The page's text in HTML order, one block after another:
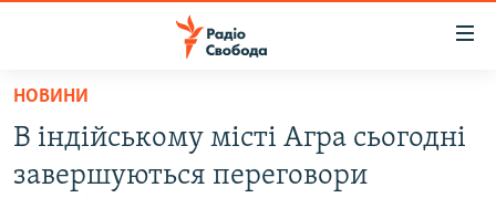
Перейти
основного
матеріалу
ВСЕ ЗА ДОБУ
НОВИНИ
В індійському місті Агра сьогодні
завершуються переговори